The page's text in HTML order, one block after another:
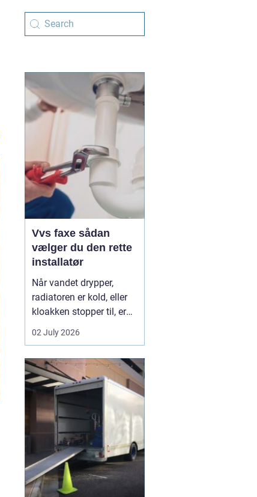
Vvs faxe sådan
vælger du den rette
installatør
Når vandet drypper,
radiatoren er kold, eller
kloakken stopper til, er
en dygtig VVS-installatør
ikke bare rar at have det
Faxe-området findes der
flere firmaer, der kan
hjælpe, men kvalitet,
responstid og rådgivning
varierer m...
02 July 2026